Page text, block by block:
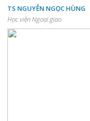
TS NGUYỄN NGỌC HÙNG
Học viện Ngoại giao